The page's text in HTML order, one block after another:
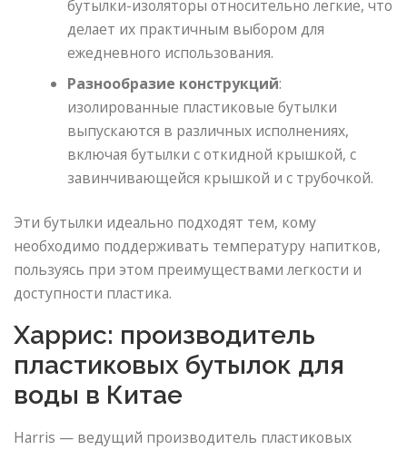
бутылки-изоляторы относительно легкие, что
делает их практичным выбором для
ежедневного использования.
Разнообразие конструкций:
изолированные пластиковые бутылки
выпускаются в различных исполнениях,
включая бутылки с откидной крышкой, с
завинчивающейся крышкой и с трубочкой.
Эти бутылки идеально подходят тем, кому
необходимо поддерживать температуру напитков,
пользуясь при этом преимуществами легкости и
доступности пластика.
Харрис: производитель
пластиковых бутылок для
воды в Китае
Harris — ведущий производитель пластиковых